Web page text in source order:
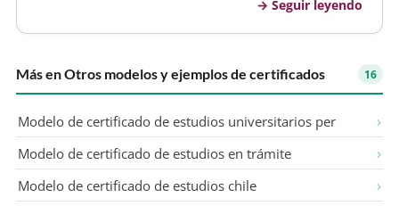
Denominación de los estudios. Duración de los
estudios (cursos académicos). Número total de
Seguir leyendo
Más en Otros modelos y ejemplos de certificados 16
Modelo de certificado de estudios universitarios per
Modelo de certificado de estudios en trámite
Modelo de certificado de estudios chile